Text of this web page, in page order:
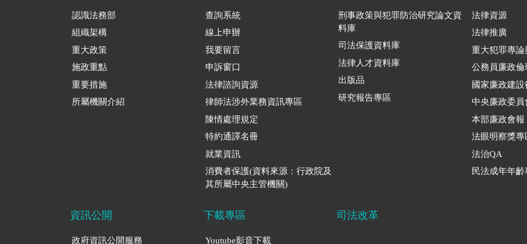
認識法務部
組織架構
重大政策
施政重點
重要措施
所屬機關介紹
查詢系統
線上申辦
我要留言
申訴窗口
法律諮詢資源
律師法涉外業務資訊專區
陳情處理規定
特約通譯名冊
就業資訊
消費者保護(資料來源：行政院及
其所屬中央主管機關)
刑事政策與犯罪防治研究論文資
料庫
司法保護資料庫
法律人才資料庫
出版品
研究報告專區
法律資源
法律推廣
重大犯罪專論
公務員廉政倫
國家廉政建設
中央廉政委員
本部廉政會報
法眼明察獎專
法治QA
民法成年年齡
資訊公開
政府資訊公開服務
下載專區
Youtube影音下載
司法改革